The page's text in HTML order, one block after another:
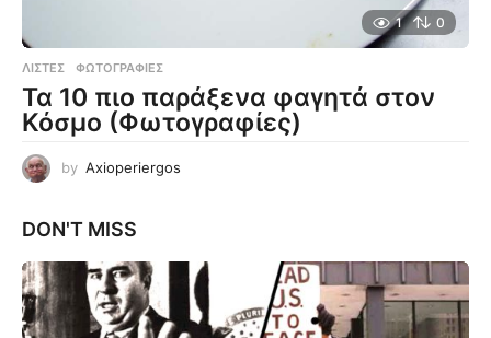
1 0
ΛΊΣΤΕΣ ,ΦΩΤΟΓΡΑΦΊΕΣ
Τα 10 πιο παράξενα φαγητά στον
Κόσμο (Φωτογραφίες)
by Axioperiergos
DON'T MISS